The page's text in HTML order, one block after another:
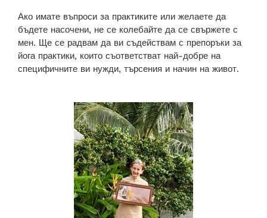
Ако имате въпроси за практиките или желаете да
бъдете насочени, не се колебайте да се свържете с
мен. Ще се радвам да ви съдействам с препоръки за
йога практики, които съответстват най-добре на
специфичните ви нужди, търсения и начин на живот.